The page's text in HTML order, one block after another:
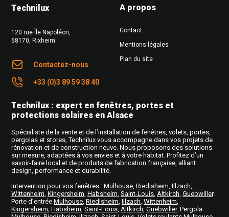
Technilux
120 rue Île Napoléon,
68170, Rixheim
Contactez-nous
+33 (0)3 89 59 38 40
A propos
Contact
Mentions légales
Plan du site
Technilux : expert en fenêtres, portes et
protections solaires en Alsace
Spécialiste de la vente et de l’installation de fenêtres, volets, portes,
pergolas et stores, Technilux vous accompagne dans vos projets de
rénovation et de construction neuve. Nous proposons des solutions
sur mesure, adaptées à vos envies et à votre habitat. Profitez d’un
savoir-faire local et de produits de fabrication française, alliant
design, performance et durabilité.
Intervention pour vos fenêtres : Mulhouse, Riedisheim, Illzach,
Wittenheim, Kingersheim, Habsheim, Saint-Louis, Altkirch, Guebwiller.
Porte d’entrée Mulhouse, Riedisheim, Illzach, Wittenheim,
Kingersheim, Habsheim, Saint-Louis, Altkirch, Guebwiller. Pergola